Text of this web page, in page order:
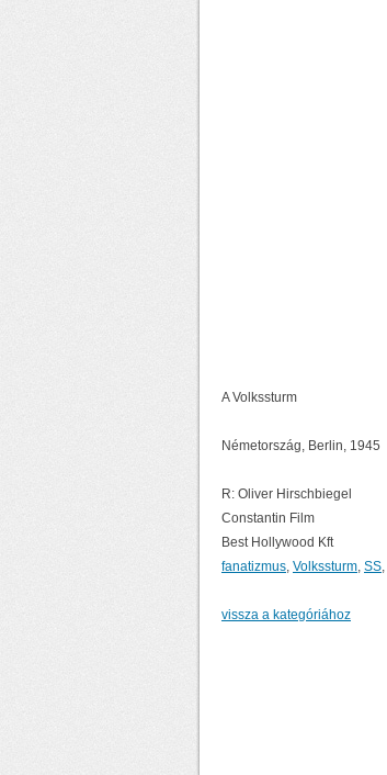
A Volkssturm
Németország, Berlin, 1945
R: Oliver Hirschbiegel
Constantin Film
Best Hollywood Kft
fanatizmus, Volkssturm, SS,
vissza a kategóriához